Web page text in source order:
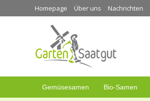
Homepage Über uns Nachrichten
Gemüsesamen Bio-Samen